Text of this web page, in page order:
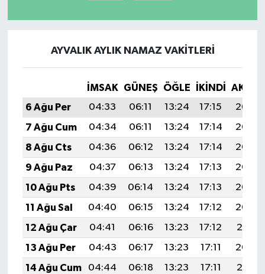
AYVALIK AYLIK NAMAZ VAKITLERI
İMSAK GÜNEŞ ÖĞLE İKINDI
6 Ağu Per
04:33 06:11 13:24 17:15
20:28
7 Ağu Cum
04:34 06:11 13:24 17:14
20:27
8 Ağu Cts
04:36 06:12 13:24 17:14
20:26
9 Ağu Paz
04:37 06:13 13:24 17:13
20:24
10 Ağu Pts
04:39 06:14 13:24 17:13
20:23
11 Ağu Sal
04:40 06:15 13:24 17:12
20:22
12 Ağu Çar
04:41 06:16 13:23 17:12
20:21
13 Ağu Per
04:43 06:17 13:23 17:11
20:20
14 Ağu Cum
04:44 06:18 13:23 17:11
20:18